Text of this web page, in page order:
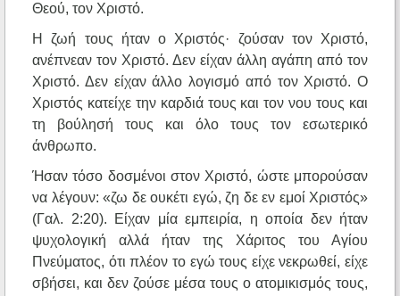
Θεού, τον Χριστό.
Η ζωή τους ήταν ο Χριστός· ζούσαν τον Χριστό,
ανέπνεαν τον Χριστό. Δεν είχαν άλλη αγάπη από τον
Χριστό. Δεν είχαν άλλο λογισμό από τον Χριστό. Ο
Χριστός κατείχε την καρδιά τους και τον νου τους και
τη βούλησή τους και όλο τους τον εσωτερικό
άνθρωπο.
Ήσαν τόσο δοσμένοι στον Χριστό, ώστε μπορούσαν
να λέγουν: «ζω δε ουκέτι εγώ, ζη δε εν εμοί Χριστός»
(Γαλ. 2:20). Είχαν μία εμπειρία, η οποία δεν ήταν
ψυχολογική αλλά ήταν της Χάριτος του Αγίου
Πνεύματος, ότι πλέον το εγώ τους είχε νεκρωθεί, είχε
σβήσει, και δεν ζούσε μέσα τους ο ατομικισμός τους,